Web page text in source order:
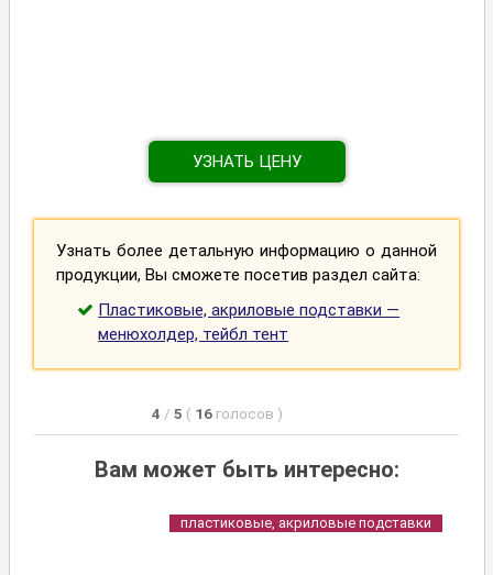
УЗНАТЬ ЦЕНУ
Узнать более детальную информацию о данной
продукции, Вы сможете посетив раздел сайта:
Пластиковые, акриловые подставки —
менюхолдер, тейбл тент
4 / 5 ( 16 голосов )
Вам может быть интересно:
пластиковые, акриловые подставки